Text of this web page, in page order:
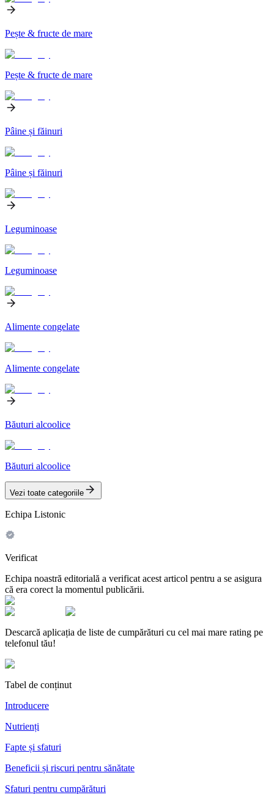
Pește & fructe de mare
Pește & fructe de mare
Pâine și făinuri
Pâine și făinuri
Leguminoase
Leguminoase
Alimente congelate
Alimente congelate
Băuturi alcoolice
Băuturi alcoolice
Vezi toate categoriile
Echipa Listonic
Verificat
Echipa noastră editorială a verificat acest articol pentru a se asigura
că era corect la momentul publicării.
Descarcă aplicația de liste de cumpărături cu cel mai mare rating pe
telefonul tău!
Tabel de conținut
Introducere
Nutrienți
Fapte și sfaturi
Beneficii și riscuri pentru sănătate
Sfaturi pentru cumpărături